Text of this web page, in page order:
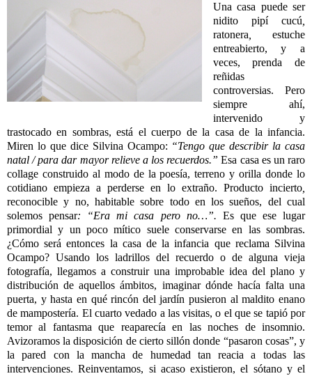
Una casa puede ser
nidito
pipí cucú
ratonera
estuche
entreabierto, y a
veces, prenda de
reñidas
controversias. Pero
siempre ahí,
intervenido y
trastocado en sombras, está el cuerpo de la casa de la infancia.
Miren lo que dice Silvina Ocampo: “Tengo que describir la casa
natal / para dar mayor relieve a los recuerdos.”Esa casa es un raro
collage construido al modo de la poesía, terreno y orilla donde lo
cotidiano empieza a perderse en lo extraño. Producto incierto
reconocible y no, habitable sobre todo en los sueños, del cual
solemos pensar: “Era mi casa pero no…”. Es que ese lugar
primordial y un poco mítico suele conservarse en las sombras.
¿Cómo será entonces la casa de la infancia que reclama Silvina
Ocampo? Usando los ladrillos del recuerdo o de alguna vieja
fotografía, llegamos a construir una improbable idea del plano y
distribución de aquellos ámbitos, imaginar dónde hacía falta una
puerta, y hasta en qué rincón del jardín pusieron al maldito enano
de mampostería. El cuarto vedado a las visitas, o el que se tapió por
temor al fantasma que reaparecía en las noches de insomnio.
Avizoramos la disposición de cierto sillón donde “pasaron cosas”, y
la pared con la mancha de humedad tan reacia a todas las
intervenciones. Reinventamos, si acaso existieron, el sótano y el